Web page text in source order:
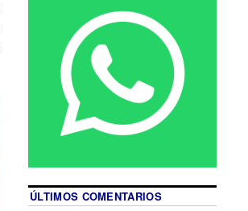
ÚLTIMOS COMENTARIOS